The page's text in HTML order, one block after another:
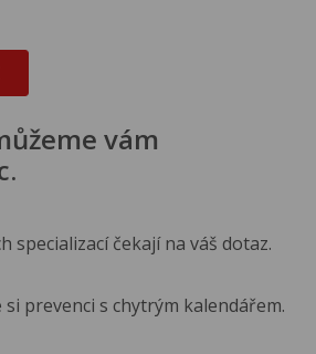
vám
specializací čekají na váš dotaz.
prevenci s chytrým kalendářem.